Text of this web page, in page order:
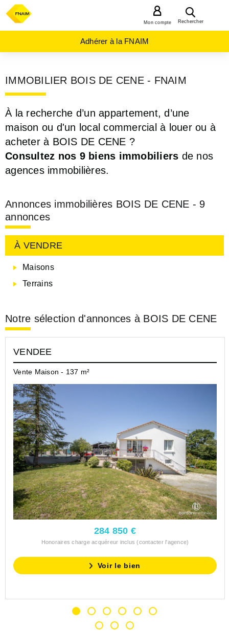
Rechercher
Mon compte
Adhérer à la FNAIM
IMMOBILIER BOIS DE CENE - FNAIM
À la recherche d’un appartement, d’une
maison ou d'un local commercial à louer ou à
acheter à BOIS DE CENE ?
Consultez nos 9 biens immobiliers de nos
agences immobilières.
Annonces immobilières BOIS DE CENE - 9
annonces
À VENDRE
Maisons
Terrains
Notre sélection d'annonces à BOIS DE CENE
VENDEE
Vente Maison - 137 m²
284 850 €
Honoraires charge acquéreur inclus (contacter l'agence)
Voir le bien